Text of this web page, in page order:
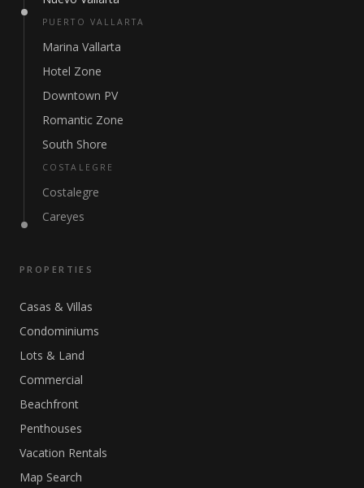
PUERTO VALLARTA
Marina Vallarta
Hotel Zone
Downtown PV
Romantic Zone
South Shore
COSTALEGRE
Costalegre
Careyes
PROPERTIES
Casas & Villas
Condominiums
Lots & Land
Commercial
Beachfront
Penthouses
Vacation Rentals
Map Search